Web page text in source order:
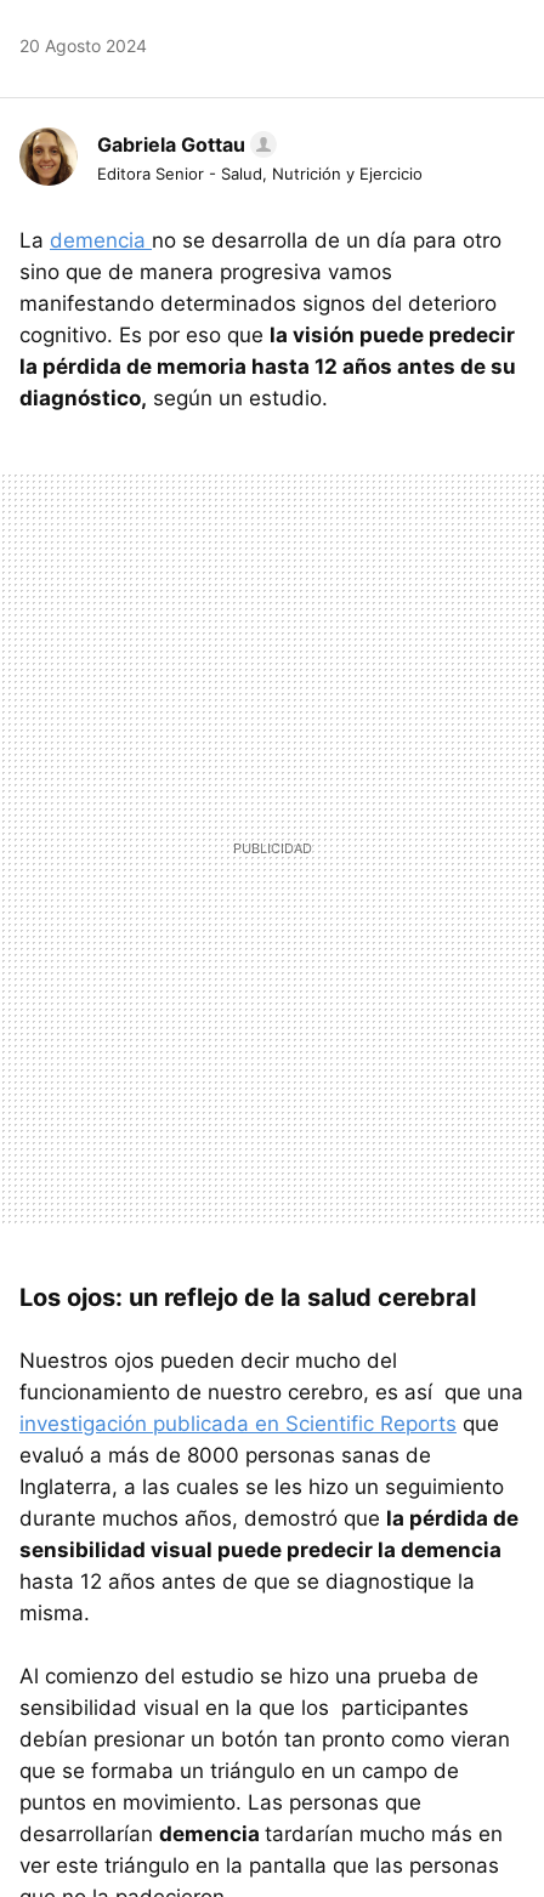
20 Agosto 2024
Gabriela Gottau
Editora Senior - Salud, Nutrición y Ejercicio
La demencia no se desarrolla de un día para otro
sino que de manera progresiva vamos
manifestando determinados signos del deterioro
cognitivo. Es por eso que la visión puede predecir
la pérdida de memoria hasta 12 años antes de su
diagnóstico, según un estudio.
Los ojos: un reflejo de la salud cerebral
Nuestros ojos pueden decir mucho del
funcionamiento de nuestro cerebro, es así que una
investigación publicada en Scientific Reports que
evaluó a más de 8000 personas sanas de
Inglaterra, a las cuales se les hizo un seguimiento
durante muchos años, demostró que la pérdida de
sensibilidad visual puede predecir la demencia
hasta 12 años antes de que se diagnostique la
misma.
Al comienzo del estudio se hizo una prueba de
sensibilidad visual en la que los participantes
debían presionar un botón tan pronto como vieran
que se formaba un triángulo en un campo de
puntos en movimiento. Las personas que
desarrollarían demencia tardarían mucho más en
ver este triángulo en la pantalla que las personas